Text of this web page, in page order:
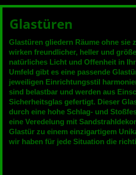
Glastüren
Glastüren gliedern Räume ohne sie
wirken freundlicher, heller und
natürliches Licht und Offenheit in
Umfeld gibt es eine passende
jeweiligen Einrichtungsstil
sind belastbar und werden aus
Sicherheitsglas gefertigt. Dieser
durch eine hohe Schlag- und
eine Veredelung mit
Glastür zu einem einzigartigem
wir haben für jede Situation die